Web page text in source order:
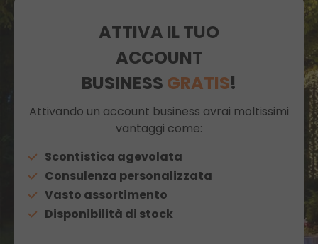
ATTIVA IL TUO
ACCOUNT
BUSINESS GRATIS!
Attivando un account business avrai moltissimi
vantaggi come:
Scontistica agevolata
Consulenza personalizzata
Vasto assortimento
Disponibilità di stock